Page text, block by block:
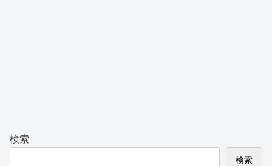
検索
検索